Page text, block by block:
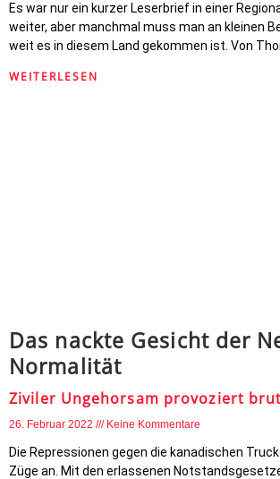
Es war nur ein kurzer Leserbrief in einer
weiter, aber manchmal muss man an kleinen
weit es in diesem Land gekommen ist. Von
WEITERLESEN
Das nackte Gesicht der
Normalität
Ziviler Ungehorsam provoziert
26. Februar 2022 Keine Kommentare
Die Repressionen gegen die kanadischen
Züge an. Mit den erlassenen